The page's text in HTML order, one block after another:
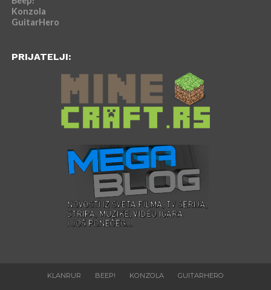
Konzola
GuitarHero
PRIJATELJI:
KLANRUR BEEP! KONZOLA GUITARHERO